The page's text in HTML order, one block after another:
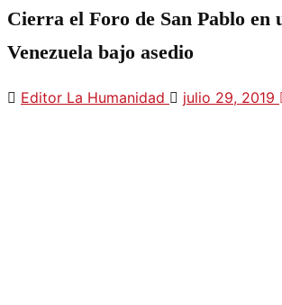
Cierra el Foro de San Pablo en
Venezuela bajo asedio
Editor La Humanidad julio 29, 2019